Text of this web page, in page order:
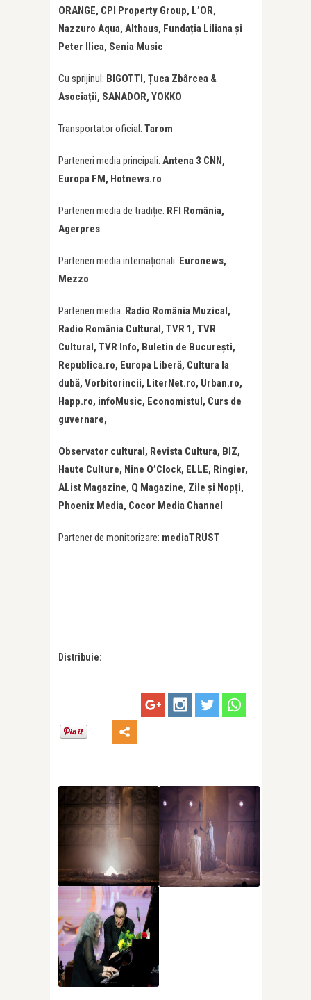
ORANGE, CPI Property Group, L’OR,
Nazzuro Aqua, Althaus, Fundația Liliana și
Peter Ilica, Senia Music
Cu sprijinul: BIGOTTI, Țuca Zbârcea &
Asociații, SANADOR, YOKKO
Transportator oficial: Tarom
Parteneri media principali: Antena 3 CNN,
Europa FM, Hotnews.ro
Parteneri media de tradiție: RFI România,
Agerpres
Parteneri media internaționali: Euronews,
Mezzo
Parteneri media: Radio România Muzical,
Radio România Cultural, TVR 1, TVR
Cultural, TVR Info, Buletin de București,
Republica.ro, Europa Liberă, Cultura la
dubă, Vorbitorincii, LiterNet.ro, Urban.ro,
Happ.ro, infoMusic, Economistul, Curs de
guvernare,
Observator cultural, Revista Cultura, BIZ,
Haute Culture, Nine O’Clock, ELLE, Ringier,
AList Magazine, Q Magazine, Zile și Nopți,
Phoenix Media, Cocor Media Channel
Partener de monitorizare: mediaTRUST
Distribuie: